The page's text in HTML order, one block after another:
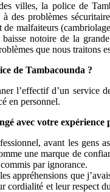
villes, la police de
à des problèmes
de malfaiteurs
notoire de la
que nous traitons
de Tambacounda ?
l’effectif d’un
en personnel.
avec votre expérience
avant les gens
une marque de
par ignorance.
appréhensions que
cordialité et leur respect